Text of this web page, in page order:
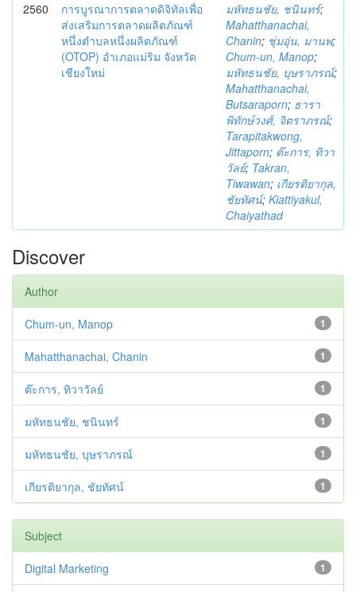
2560
การบูรณาการตลาดดิจิทัลเพื่อ
ส่งเสริมการตลาดผลิตภัณฑ์
หนึ่งตำบลหนึ่งผลิตภัณฑ์
(OTOP) อำเภอแม่ริม จังหวัด
เชียงใหม่
มหัทธนชัย, ชนินทร์;
Mahatthanachai,
Chanin; ชุ่มอุ่น, มานพ;
Chum-un, Manop;
มหัทธนชัย, บุษราภรณ์;
Mahatthanachai,
Butsaraporn; ธารา
พิทักษ์วงศ์, จิตราภรณ์;
Tarapitakwong,
Jittaporn; ต๊ะการ, ทิวา
วัลย์; Takran,
Tiwawan; เกียรติยากุล,
ชัยทัศน์; Kiattiyakul,
Chaiyathad
Discover
Author
1
Chum-un, Manop
1
Mahatthanachai, Chanin
1
ต๊ะการ, ทิวาวัลย์
1
มหัทธนชัย, ชนินทร์
1
มหัทธนชัย, บุษราภรณ์
1
เกียรติยากุล, ชัยทัศน์
Subject
1
Digital Marketing